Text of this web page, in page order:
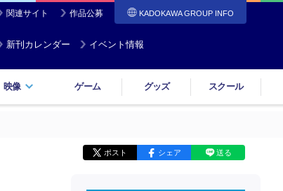
関連サイト 作品公募 KADOKAWA GROUP INFO
新刊カレンダー イベント情報
映像 ゲーム グッズ スクール
ポスト シェア 送る